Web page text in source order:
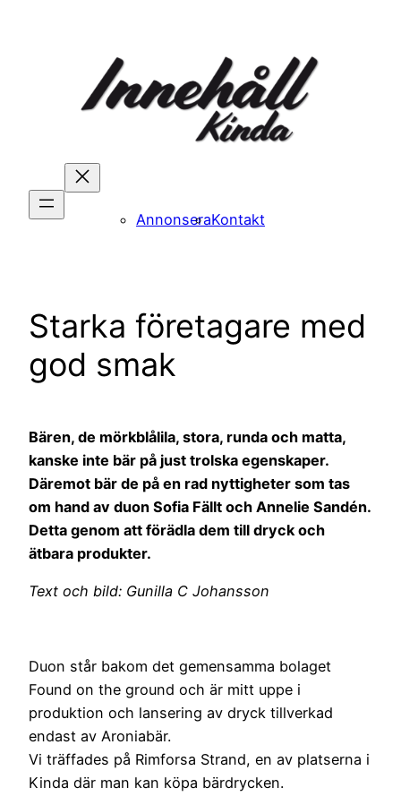
AnnonseraKontakt
Starka företagare med
god smak
Bären, de mörkblålila, stora, runda och matta,
kanske inte bär på just trolska egenskaper.
Däremot bär de på en rad nyttigheter som tas
om hand av duon Sofia Fällt och Annelie Sandén.
Detta genom att förädla dem till dryck och
ätbara produkter.
Text och bild: Gunilla C Johansson
Duon står bakom det gemensamma bolaget
Found on the ground och är mitt uppe i
produktion och lansering av dryck tillverkad
endast av Aroniabär.
Vi träffades på Rimforsa Strand, en av platserna i
Kinda där man kan köpa bärdrycken.